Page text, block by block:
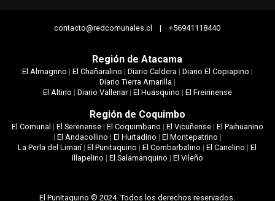
contacto@redcomunales.cl | +56941118440
Región de Atacama
El Almagrino | El Chañaralino | Diario Caldera| Diario El Copiapino |
Diario Tierra Amarilla|
El Altino | Diario Vallenar| El Huasquino | El Freirinense
Región de Coquimbo
El Comunal | El Serenense| El Coquimbano | El Vicuñense| El Paihuanino
| El Andacollino | El Hurtadino | El Montepatrino |
La Perla del Limarí|El Punitaquino |El Combarbalino |El Canelino |El
Illapelino | El Salamanquino | El Vileño
El Punitaquino © 2024. Todos los derechos reservados.